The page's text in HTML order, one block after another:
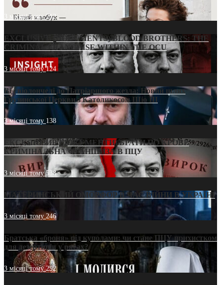
3 місяці тому212
EXCLUSIVE (DOCUMENTS)/BLOOD BROTHERS: THE
CRIMINAL FRANCHISE WITHIN THE OCU
3 місяці тому124
Від віолончелі до Патріаршого жезла: Новий шлях
Грузинської Церкви з Католикосом Шіо III
3 місяці тому 138
ЕКСКЛЮЗИВ (ДОКУМЕНТИ)/БРАТИ ПО КРОВІ:
КРИМІНАЛЬНА ФРАНШИЗА В ПЦУ
3 місяці тому538
МАТЕРИНСЬКИЙ ОМОРФОР В ЧАС ВІЙНИ В УКРАЇНІ
3 місяці тому246
Братська «броня» під куполами: чи стане ПЦУ прихистком
для дезертирів у рясах?
3 місяці тому292